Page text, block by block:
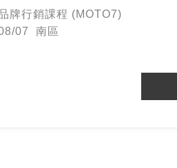
牌行銷課程 (MOTO7)
07 南區